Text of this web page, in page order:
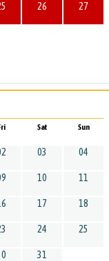
26 27
Sat Sun
03 04
10 11
17 18
24 25
31